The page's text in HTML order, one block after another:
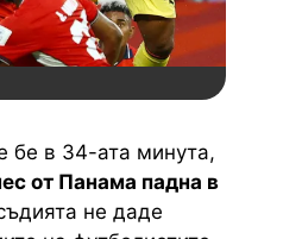
бе в 34-ата минута,
от Панама падна в
не даде